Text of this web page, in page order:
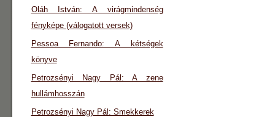
Oláh István: A virágmindenség
fényképe (válogatott versek)
Pessoa Fernando: A kétségek
könyve
Petrozsényi Nagy Pál: A zene
hullámhosszán
Petrozsényi Nagy Pál: Smekkerek